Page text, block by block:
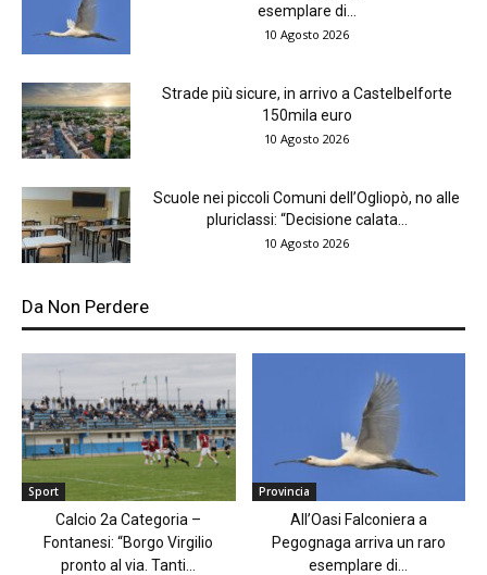
esemplare di...
10 Agosto 2026
Strade più sicure, in arrivo a Castelbelforte
150mila euro
10 Agosto 2026
Scuole nei piccoli Comuni dell’Ogliopò, no alle
pluriclassi: “Decisione calata...
10 Agosto 2026
Da Non Perdere
Sport
Calcio 2a Categoria –
Fontanesi: “Borgo Virgilio
pronto al via. Tanti...
Provincia
All’Oasi Falconiera a
Pegognaga arriva un raro
esemplare di...